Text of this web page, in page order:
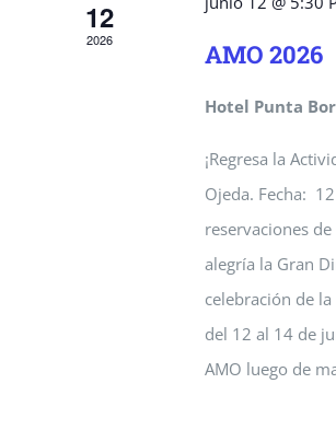
Eventos
12
2026 AMO 2026
Hotel Punta
¡Regresa la
Ojeda. Fecha:
reservaciones
alegría la Gran
celebración de
del 12 al 14 de
AMO luego de